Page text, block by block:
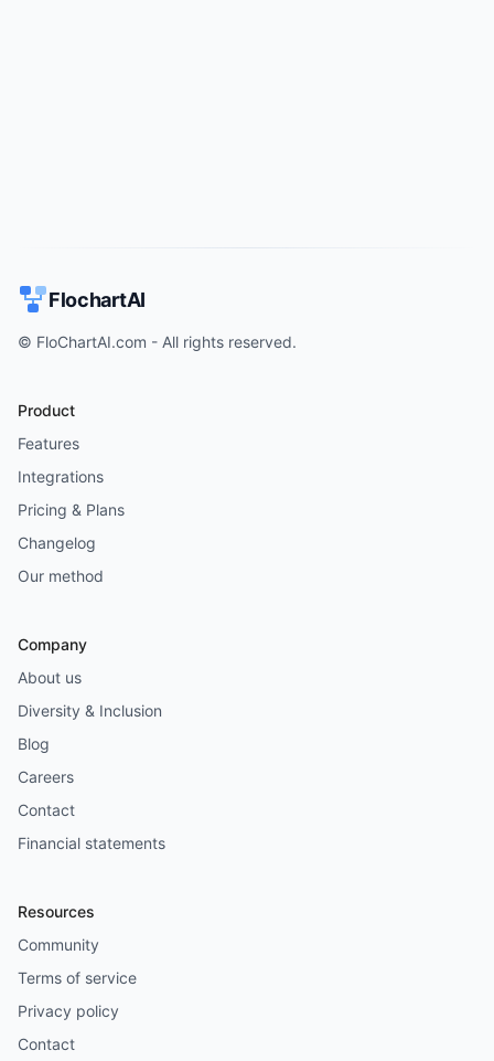
FlochartAI
© FloChartAI.com - All rights reserved.
Product
Features
Integrations
Pricing & Plans
Changelog
Our method
Company
About us
Diversity & Inclusion
Blog
Careers
Contact
Financial statements
Resources
Community
Terms of service
Privacy policy
Contact